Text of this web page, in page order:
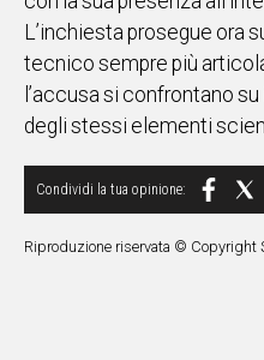
L’inchiesta prosegue ora
tecnico sempre più
l’accusa si confrontano
degli stessi elementi
Riproduzione riservata © Copyright